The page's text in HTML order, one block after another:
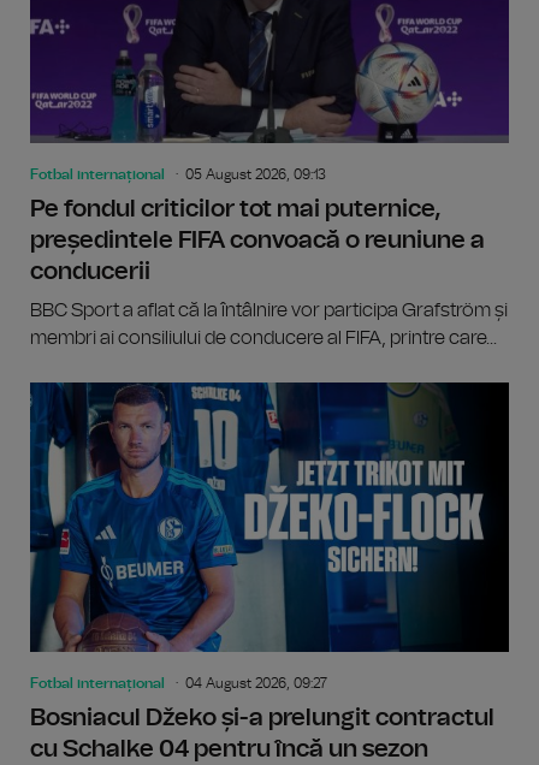
Fotbal internațional 05 August 2026, 09:13
Pe fondul criticilor tot mai puternice,
președintele FIFA convoacă o reuniune a
conducerii
BBC Sport a aflat că la întâlnire vor participa Grafström și
membri ai consiliului de conducere al FIFA, printre care...
Fotbal internațional 04 August 2026, 09:27
Bosniacul Džeko și-a prelungit contractul
cu Schalke 04 pentru încă un sezon